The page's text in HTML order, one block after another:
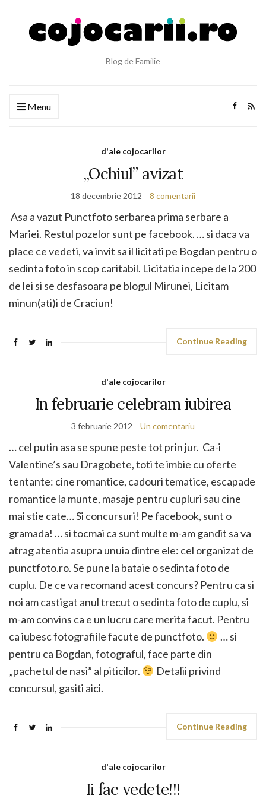
Blog de Familie
Menu
d'ale cojocarilor
„Ochiul” avizat
18 decembrie 2012 8 comentarii
Asa a vazut Punctfoto serbarea prima serbare a
Mariei. Restul pozelor sunt pe facebook. … si daca va
place ce vedeti, va invit sa il licitati pe Bogdan pentru o
sedinta foto in scop caritabil. Licitatia incepe de la 200
de lei si se desfasoara pe blogul Mirunei, Licitam
minun(ati)i de Craciun!
Continue Reading
d'ale cojocarilor
In februarie celebram iubirea
3 februarie 2012 Un comentariu
… cel putin asa se spune peste tot prin jur. Ca-i
Valentine’s sau Dragobete, toti te imbie cu oferte
tentante: cine romantice, cadouri tematice, escapade
romantice la munte, masaje pentru cupluri sau cine
mai stie cate… Si concursuri! Pe facebook, sunt o
gramada! … si tocmai ca sunt multe m-am gandit sa va
atrag atentia asupra unuia dintre ele: cel organizat de
punctfoto.ro. Se pune la bataie o sedinta foto de
cuplu. De ce va recomand acest concurs? Pentru ca si
noi am castigat anul trecut o sedinta foto de cuplu, si
m-am convins ca e un lucru care merita facut. Pentru
ca iubesc fotografiile facute de punctfoto.
… si
pentru ca Bogdan, fotograful, face parte din
„pachetul de nasi” al piticilor.
Detalii privind
concursul, gasiti aici.
Continue Reading
d'ale cojocarilor
Ii fac vedete!!!